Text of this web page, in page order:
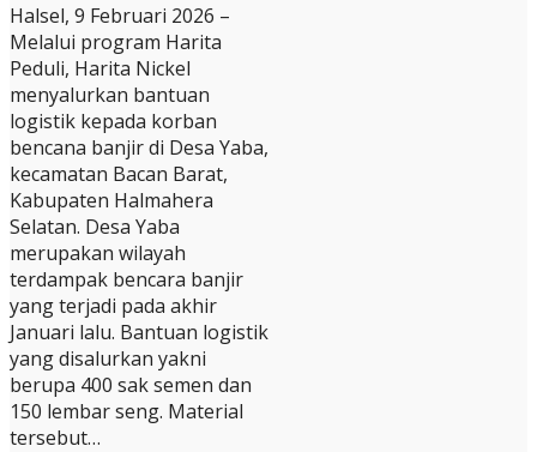
Halsel, 9 Februari 2026 –
Melalui program Harita
Peduli, Harita Nickel
menyalurkan bantuan
logistik kepada korban
bencana banjir di Desa Yaba,
kecamatan Bacan Barat,
Kabupaten Halmahera
Selatan. Desa Yaba
merupakan wilayah
terdampak bencara banjir
yang terjadi pada akhir
Januari lalu. Bantuan logistik
yang disalurkan yakni
berupa 400 sak semen dan
150 lembar seng. Material
tersebut…